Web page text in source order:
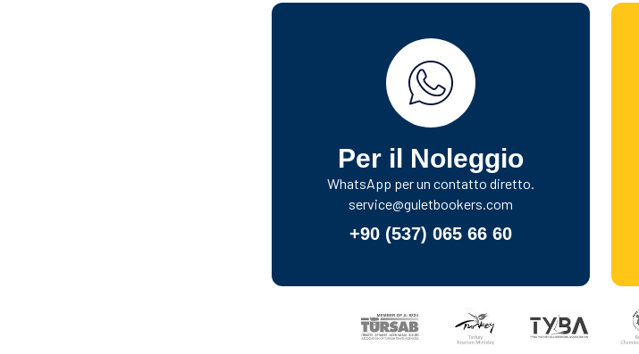
Per il Noleggio
WhatsApp per un contatto diretto.
service@guletbookers.com
+90 (537) 065 66 60